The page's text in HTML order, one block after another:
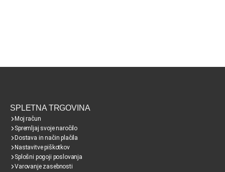
SPLETNA TRGOVINA
Moj račun
Spremljaj svoje naročilo
Dostava in način plačila
Nastavitve piškotkov
Splošni pogoji poslovanja
Varovanje zasebnosti